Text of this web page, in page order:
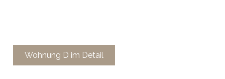
Wohnung D im Detail